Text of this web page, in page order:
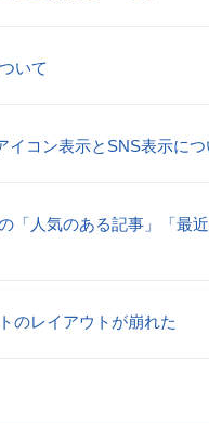
いて
イコン表示とSNS表示につ
「人気のある記事」「最
のレイアウトが崩れた